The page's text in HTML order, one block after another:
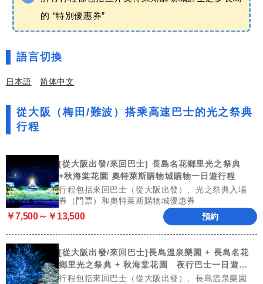
的 “特別優惠券”
語言切換
日本語 简体中文
從大阪（梅田/難波）搭乘高速巴士的光之祭典
行程
[從大阪出發/來回巴士] 長島名花鄉里光之祭典
+秋海棠花園 奧特萊斯購物城購物一日遊行程
行程包括來回巴士（從大阪出發）、光之祭典入場
券（門票）和奧特萊斯購物城優惠券
￥7,500～￥13,500 預約
[從大阪出發/來回巴士]長島溫泉樂園 + 長島名花
鄉里光之祭典 + 秋海棠花園 夜行巴士一日遊行
程
行程包括來回巴士（從大阪出發）、長島溫泉樂園